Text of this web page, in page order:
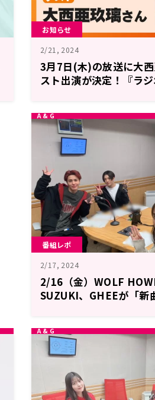
お知らせ
2/21, 2024
3月7日(木)の放送に大
スト出演が決定！『ラ
番組レポ
2/17, 2024
2/16（金）WOLF
SUZUKI、GHEEが「新